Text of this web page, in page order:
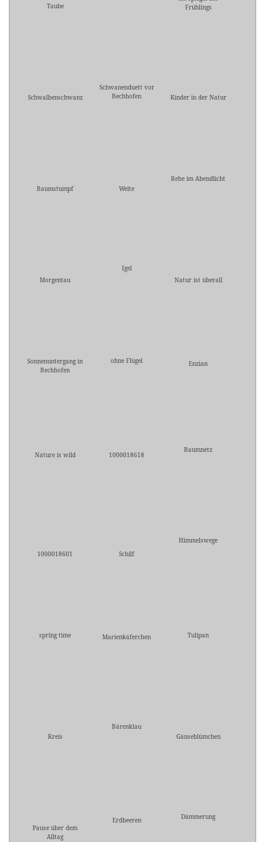
Taube
Frühlings
Schwalbenschwanz
Schwanenduett vor
Bechhofen
Kinder in der Natur
Baumstumpf Weite
Rehe im Abendlicht
Morgentau
Igel
Natur ist überall
Sonnenuntergang in
Bechhofen
ohne Flügel Enzian
Nature is wild 1000018618
Baumnetz
1000018601 Schilf
Himmelswege
spring time Marienkäferchen Tulipan
Kreis
Bärenklau
Gänseblümchen
Pause über dem
Alltag
Erdbeeren Dämmerung